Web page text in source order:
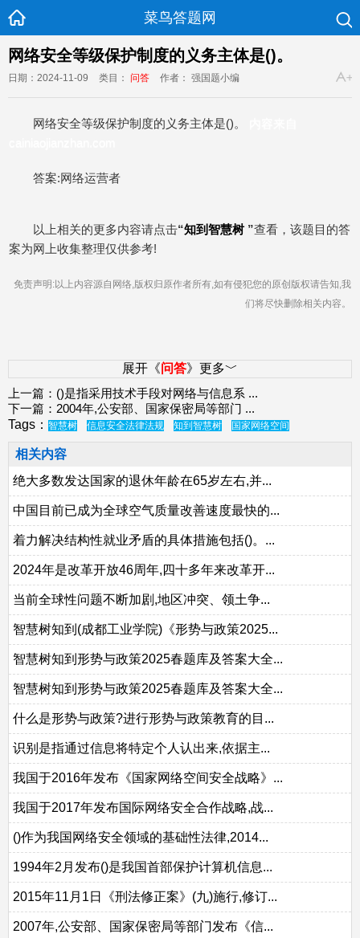
菜鸟答题网
网络安全等级保护制度的义务主体是()。
日期：2024-11-09 类目： 问答 作者： 强国题小编
网络安全等级保护制度的义务主体是()。
答案:网络运营者
以上相关的更多内容请点击“知到智慧树”查看，该题目的答
案为网上收集整理仅供参考!
免责声明:以上内容源自网络,版权归原作者所有,如有侵犯您的原创版权请告知,我
们将尽快删除相关内容。
展开《问答》更多﹀
上一篇： ()是指采用技术手段对网络与信息系 ...
下一篇： 2004年,公安部、国家保密局等部门 ...
Tags： 智慧树 信息安全法律法规 知到智慧树 国家网络空间
相关内容
绝大多数发达国家的退休年龄在65岁左右,并...
中国目前已成为全球空气质量改善速度最快的...
着力解决结构性就业矛盾的具体措施包括()。...
2024年是改革开放46周年,四十多年来改革开...
当前全球性问题不断加剧,地区冲突、领土争...
智慧树知到(成都工业学院)《形势与政策2025...
智慧树知到形势与政策2025春题库及答案大全...
智慧树知到形势与政策2025春题库及答案大全...
什么是形势与政策?进行形势与政策教育的目...
识别是指通过信息将特定个人认出来,依据主...
我国于2016年发布《国家网络空间安全战略》...
我国于2017年发布国际网络安全合作战略,战...
()作为我国网络安全领域的基础性法律,2014...
1994年2月发布()是我国首部保护计算机信息...
2015年11月1日《刑法修正案》(九)施行,修订...
2007年,公安部、国家保密局等部门发布《信...